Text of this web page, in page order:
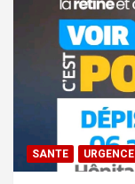
SANTE URGENCE